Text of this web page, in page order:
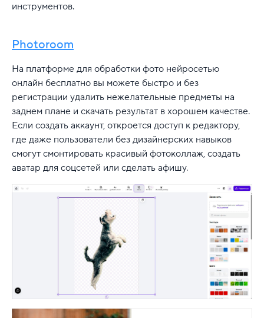
инструментов.
Photoroom
На платформе для обработки фото нейросетью
онлайн бесплатно вы можете быстро и без
регистрации удалить нежелательные предметы на
заднем плане и скачать результат в хорошем качестве.
Если создать аккаунт, откроется доступ к редактору,
где даже пользователи без дизайнерских навыков
смогут смонтировать красивый фотоколлаж, создать
аватар для соцсетей или сделать афишу.